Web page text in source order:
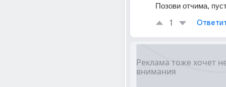
Позови отчима,
1